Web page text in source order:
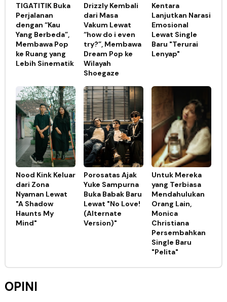
TIGATITIK Buka
Perjalanan
dengan “Kau
Yang Berbeda”,
Membawa Pop
ke Ruang yang
Lebih Sinematik
Drizzly Kembali
dari Masa
Vakum Lewat
“how do i even
try?”, Membawa
Dream Pop ke
Wilayah
Shoegaze
Kentara
Lanjutkan Narasi
Emosional
Lewat Single
Baru "Terurai
Lenyap"
Nood Kink Keluar
dari Zona
Nyaman Lewat
"A Shadow
Haunts My
Mind"
Porosatas Ajak
Yuke Sampurna
Buka Babak Baru
Lewat "No Love!
(Alternate
Version)"
Untuk Mereka
yang Terbiasa
Mendahulukan
Orang Lain,
Monica
Christiana
Persembahkan
Single Baru
"Pelita"
OPINI